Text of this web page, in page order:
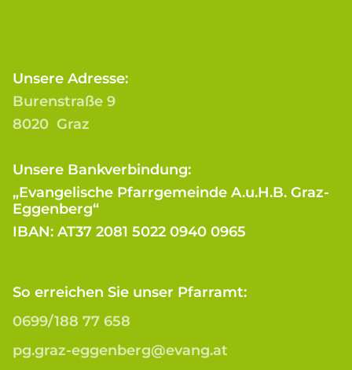
Unsere Adresse:
Burenstraße 9
8020 Graz
Unsere Bankverbindung:
„Evangelische Pfarrgemeinde A.u.H.B. Graz-
Eggenberg“
IBAN: AT37 2081 5022 0940 0965
So erreichen Sie unser Pfarramt:
0699/188 77 658
pg.graz-eggenberg@evang.at